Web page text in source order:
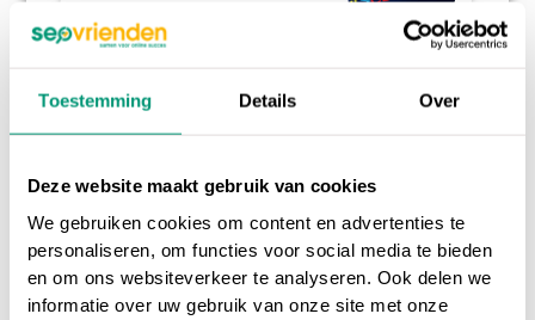
Toestemming Details Over
Deze website maakt gebruik van cookies
We gebruiken cookies om content en advertenties te
personaliseren, om functies voor social media te bieden
en om ons websiteverkeer te analyseren. Ook delen we
informatie over uw gebruik van onze site met onze
Wat is een description tag?
Wil je tips over het schrijven van een
een goede meta description.